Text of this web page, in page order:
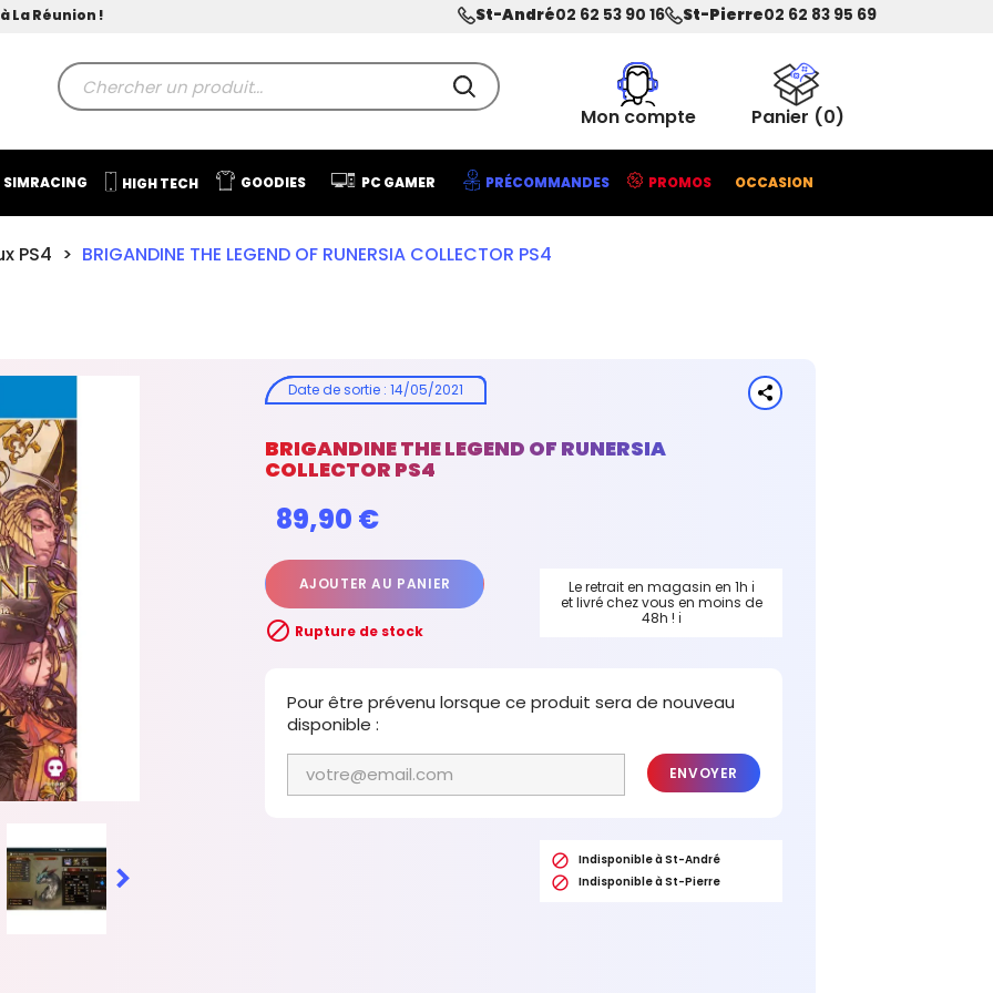
La Réunion ! St-André02 62 53 90 16 St-Pierre02 62 83 95 69
Mon compte Panier (0)
SIMRACING HIGH TECH GOODIES PC GAMER PRÉCOMMANDES PROMOS OCCASION
PS4 BRIGANDINE THE LEGEND OF RUNERSIA COLLECTOR PS4

Date de sortie: 14/05/2021
BRIGANDINE THE LEGEND OF RUNERSIA
COLLECTOR PS4
89,90 €
AJOUTER AU PANIER
 Rupture de stock
Le retrait en magasin en 1h ℹ
et livré chez vous en moins de
48h ! ℹ
Pour être prévenu lorsque ce produit sera de nouveau
disponible :
ENVOYER
 Indisponible à St-André
 Indisponible à St-Pierre